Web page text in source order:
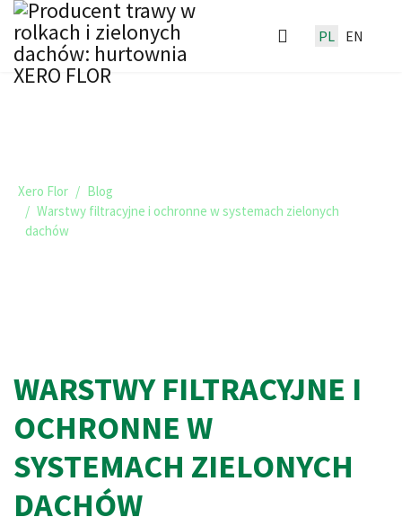
PL EN
Xero Flor
Blog
Warstwy filtracyjne i ochronne w systemach zielonych
dachów
WARSTWY FILTRACYJNE I
OCHRONNE W
SYSTEMACH ZIELONYCH
DACHÓW